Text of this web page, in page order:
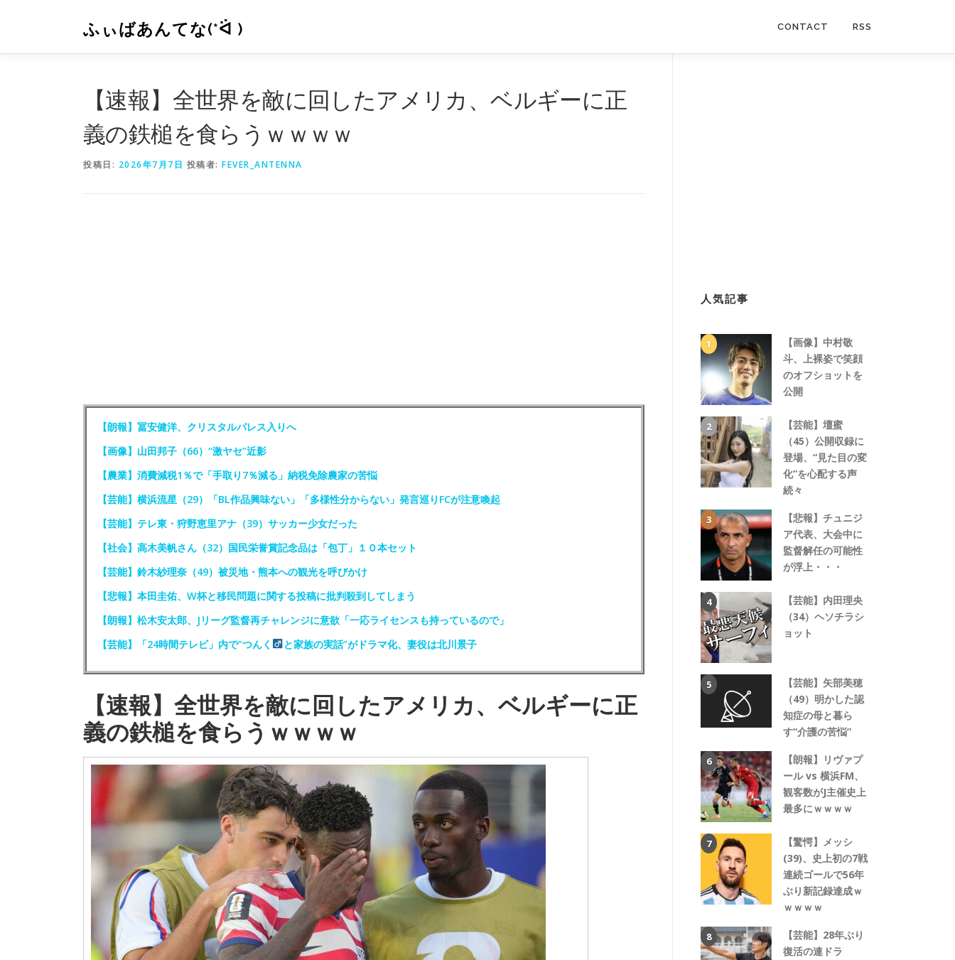
ン
ふぃばあんてな(*ᐛ ) CONTACT RSS
【速報】全世界を敵に回したアメリカ、ベルギーに正
義の鉄槌を食らうｗｗｗｗ
投稿日: 2026年7月7日 投稿者: FEVER_ANTENNA
【朗報】冨安健洋、クリスタルパレス入りへ
【画像】山田邦子（66）“激ヤセ”近影
【農業】消費減税1％で「手取り7％減る」納税免除農家の苦悩
【芸能】横浜流星（29）「BL作品興味ない」「多様性分からない」発言巡りFCが注意喚起
【芸能】テレ東・狩野恵里アナ（39）サッカー少女だった
【社会】高木美帆さん（32）国民栄誉賞記念品は「包丁」１０本セット
【芸能】鈴木紗理奈（49）被災地・熊本への観光を呼びかけ
【悲報】本田圭佑、W杯と移民問題に関する投稿に批判殺到してしまう
【朗報】松木安太郎、Jリーグ監督再チャレンジに意欲「一応ライセンスも持っているので」
【芸能】「24時間テレビ」内で”つんく
と家族の実話”がドラマ化、妻役は北川景子
【速報】全世界を敵に回したアメリカ、ベルギーに正
義の鉄槌を食らうｗｗｗｗ
人気記事
【画像】中村敬
斗、上裸姿で笑顔
のオフショットを
公開
【芸能】壇蜜
（45）公開収録に
登場、“見た目の変
化”を心配する声
続々
【悲報】チュニジ
ア代表、大会中に
監督解任の可能性
が浮上・・・
【芸能】内田理央
（34）ヘソチラシ
ョット
【芸能】矢部美穂
（49）明かした認
知症の母と暮ら
す“介護の苦悩”
【朗報】リヴァプ
ール vs 横浜FM、
観客数がJ主催史上
最多にｗｗｗｗ
【驚愕】メッシ
(39)、史上初の7戦
連続ゴールで56年
ぶり新記録達成ｗ
ｗｗｗｗ
【芸能】28年ぶり
復活の連ドラ